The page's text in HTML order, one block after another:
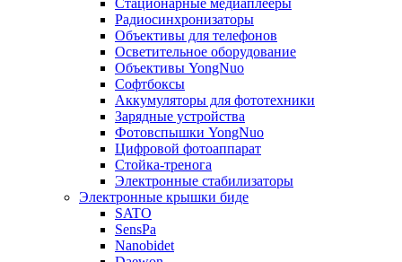
Стационарные медиаплееры
Радиосинхронизаторы
Объективы для телефонов
Осветительное оборудование
Объективы YongNuo
Софтбоксы
Аккумуляторы для фототехники
Зарядные устройства
Фотовспышки YongNuo
Цифровой фотоаппарат
Стойка-тренога
Электронные стабилизаторы
Электронные крышки биде
SATO
SensPa
Nanobidet